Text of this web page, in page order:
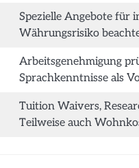
Spezielle Angebote für
Währungsrisiko
Arbeitsgenehmigung
Sprachkenntnisse als
Tuition Waivers,
Teilweise auch